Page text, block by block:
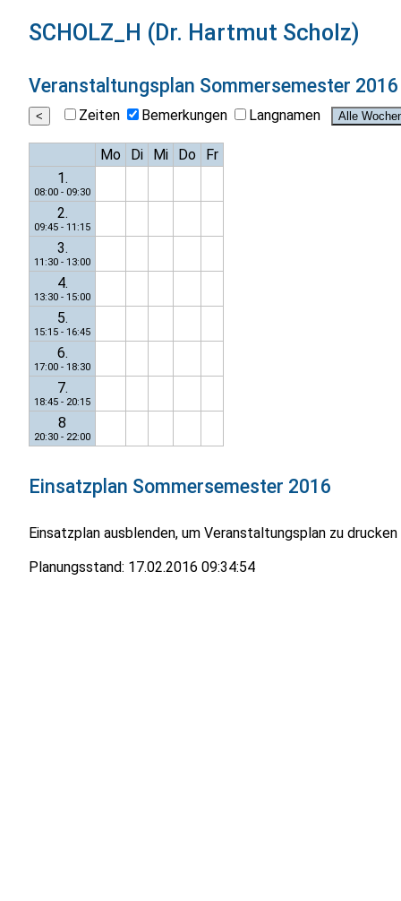
SCHOLZ_H (Dr. Hartmut Scholz)
Veranstaltungsplan Sommersemester 2016
Zeiten Bemerkungen Langnamen
Mo Di Mi Do
Fr
1.
08:00 - 09:30
2.
09:45 - 11:15
3.
11:30 - 13:00
4.
13:30 - 15:00
5.
15:15 - 16:45
6.
17:00 - 18:30
7.
18:45 - 20:15
8
20:30 - 22:00
Einsatzplan Sommersemester 2016
Einsatzplan ausblenden, um Veranstaltungsplan zu drucken
Planungsstand: 17.02.2016 09:34:54